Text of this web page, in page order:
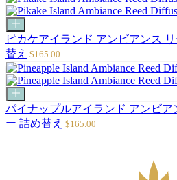
格
カ
ー
ト
に
追
加
ピカケアイランド アンビアンス
替え セ
ー
ル
価
$165.00
カ
ー
ト
に
パイナップルアイランド アンビ
ー 詰め替え セ
$165.00